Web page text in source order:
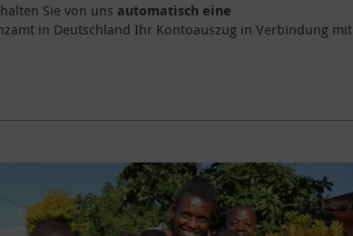
Sie von uns automatisch eine
in Deutschland Ihr Kontoauszug in Verbindung mit